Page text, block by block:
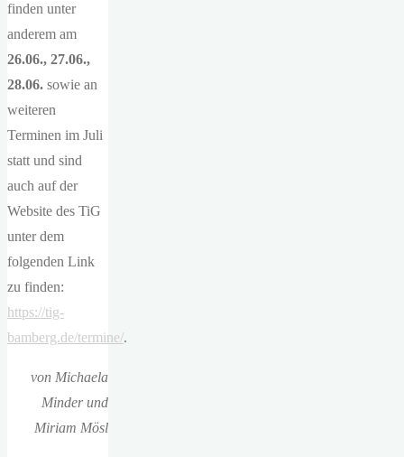
finden unter
anderem am
26.06., 27.06.,
28.06. sowie an
weiteren
Terminen im Juli
statt und sind
auch auf der
Website des TiG
unter dem
folgenden Link
zu finden:
https://tig-
bamberg.de/termine/.
von Michaela
Minder und
Miriam Mösl